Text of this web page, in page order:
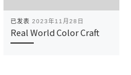
已发表 2023年11月28日
Real World Color Craft